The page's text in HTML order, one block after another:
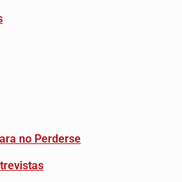
no Perderse